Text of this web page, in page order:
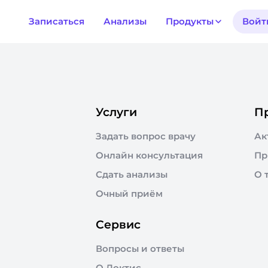
Записаться Анализы Продукты
Услуги
Задать вопрос врачу
Онлайн консультация
Сдать анализы
Очный приём
О
Сервис
Вопросы и ответы